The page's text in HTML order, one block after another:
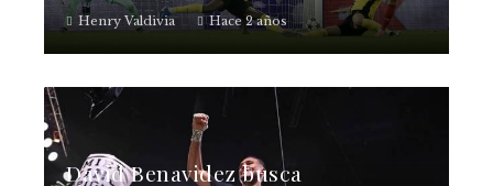
Henry Valdivia Hace 2 años
David Benavidez busca